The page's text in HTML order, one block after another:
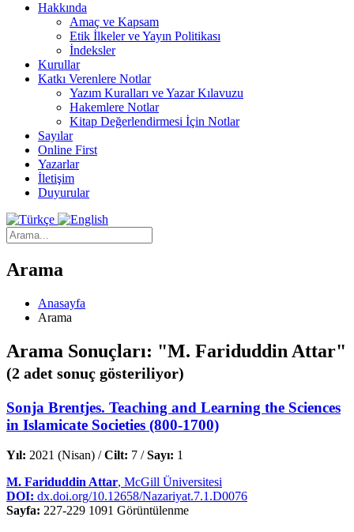
Hakkında
Amaç ve Kapsam
Etik İlkeler ve Yayın Politikası
İndeksler
Kurullar
Katkı Verenlere Notlar
Yazım Kuralları ve Yazar Kılavuzu
Hakemlere Notlar
Kitap Değerlendirmesi İçin Notlar
Sayılar
Online First
Yazarlar
İletişim
Duyurular
Arama
Anasayfa
Arama
Arama Sonuçları: "M. Fariduddin Attar"
(2 adet sonuç gösteriliyor)
Sonja Brentjes. Teaching and Learning the Sciences
in Islamicate Societies (800-1700)
Yıl: 2021 (Nisan) /Cilt: 7 /Sayı: 1
M. Fariduddin Attar, McGill Üniversitesi
DOI: dx.doi.org/10.12658/Nazariyat.7.1.D0076
Sayfa: 227-229 1091 Görüntülenme